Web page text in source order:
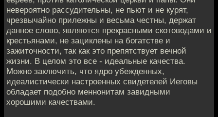
невероятно рассудительны, не пьют и не курят,
чрезвычайно прилежны и весьма честны, держат
данное слово, являются прекрасными скотоводами и
крестьянами, не зациклены на богатстве и
зажиточности, так как это препятствует вечной
жизни. В целом это все - идеальные качества.
Можно заключить, что ядро убежденных,
идеалистически настроенных свидетелей Иеговы
обладает подобно меннонитам завидными
хорошими качествами.